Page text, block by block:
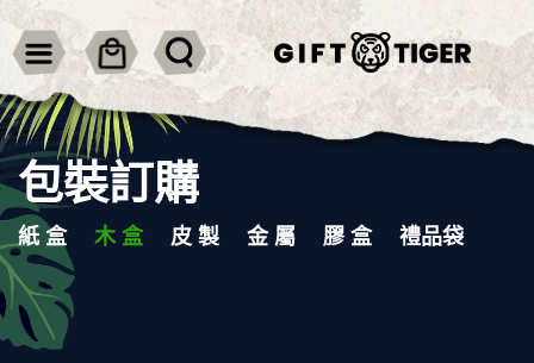
包裝訂購
紙 盒 木 盒 皮 製 金 屬 膠 盒 禮品袋